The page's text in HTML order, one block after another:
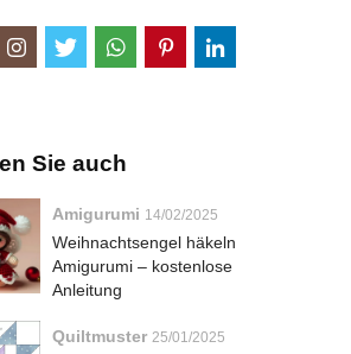
Sie auch
Amigurumi 14/02/2025
Weihnachtsengel häkeln
Amigurumi – kostenlose
Anleitung
Quiltmuster 25/01/2025